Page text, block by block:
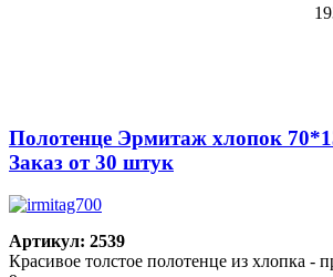
Полотенце Эрмитаж хлопок
Заказ от 30 штук
Артикул: 2539
Красивое толстое полотенце из хлопка -